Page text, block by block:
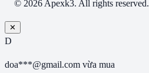
© 2026 Apexk3. All rights reserved.
✕
D
doa***@gmail.com vừa mua